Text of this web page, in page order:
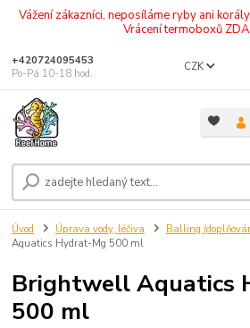
Vážení zákazníci, neposíláme ryby ani
Vrácení termoboxů
CZK
+420724095453
Po-Pá 10-18 hod.
Úvod Úprava vody, léčiva Balling
Aquatics Hydrat-Mg 500 ml
Brightwell Aquatics
500 ml